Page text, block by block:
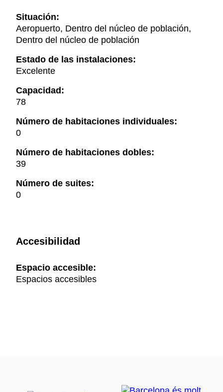
Situación:
Aeropuerto, Dentro del núcleo de población,
Dentro del núcleo de población
Estado de las instalaciones:
Excelente
Capacidad:
78
Número de habitaciones individuales:
0
Número de habitaciones dobles:
39
Número de suites:
0
Accesibilidad
Espacio accesible:
Espacios accesibles